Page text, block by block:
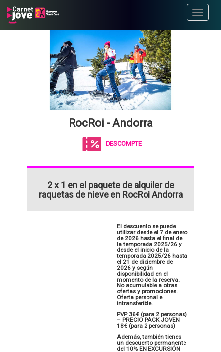
Toggle
RocRoi - Andorra
DESCOMPTE
2 x 1 en el paquete de alquiler de
raquetas de nieve en RocRoi Andorra
El descuento se puede
utilizar desde el 7 de enero
de 2026 hasta el final de
la temporada 2025/26 y
desde el inicio de la
temporada 2025/26 hasta
el 21 de diciembre de
2026 y según
disponibilidad en el
momento de la reserva.
No acumulable a otras
ofertas y promociones.
Oferta personal e
intransferible.
PVP 36€ (para 2 personas)
– PRECIO PACK JOVEN
18€ (para 2 personas)
Además, también tienes
un descuento permanente
del 10% EN EXCURSIÓN